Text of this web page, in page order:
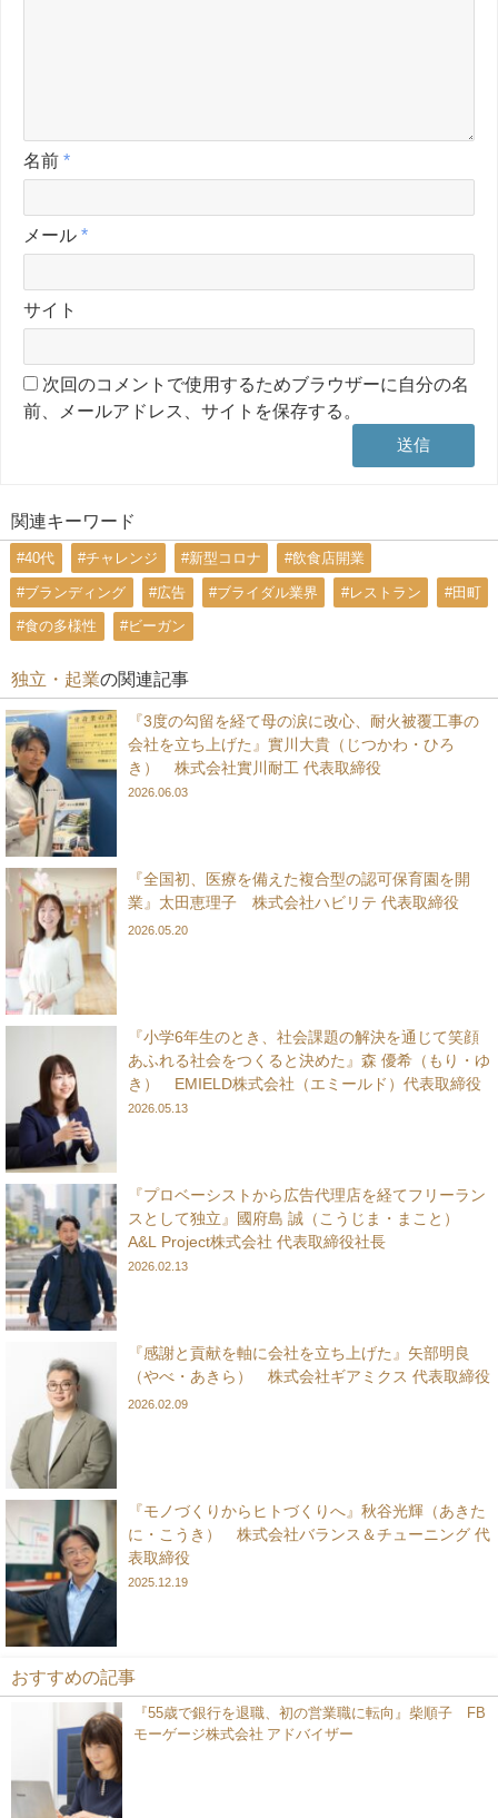
名前 *
メール *
サイト
次回のコメントで使用するためブラウザーに自分の名
前、メールアドレス、サイトを保存する。
関連キーワード
#40代 #チャレンジ #新型コロナ #飲食店開業
#ブランディング #広告 #ブライダル業界 #レストラン #田町
#食の多様性 #ビーガン
独立・起業の関連記事
『3度の勾留を経て母の涙に改心、耐火被覆工事の
会社を立ち上げた』實川大貴（じつかわ・ひろ
き） 株式会社實川耐工 代表取締役
2026.06.03
『全国初、医療を備えた複合型の認可保育園を開
業』太田恵理子 株式会社ハビリテ 代表取締役
2026.05.20
『小学6年生のとき、社会課題の解決を通じて笑顔
あふれる社会をつくると決めた』森 優希（もり・ゆ
き） EMIELD株式会社（エミールド）代表取締役
2026.05.13
『プロベーシストから広告代理店を経てフリーラン
スとして独立』國府島 誠（こうじま・まこと）
A&L Project株式会社 代表取締役社長
2026.02.13
『感謝と貢献を軸に会社を立ち上げた』矢部明良
（やべ・あきら） 株式会社ギアミクス 代表取締役
2026.02.09
『モノづくりからヒトづくりへ』秋谷光輝（あきた
に・こうき） 株式会社バランス＆チューニング 代
表取締役
2025.12.19
おすすめの記事
『55歳で銀行を退職、初の営業職に転向』柴順子 FB
モーゲージ株式会社 アドバイザー